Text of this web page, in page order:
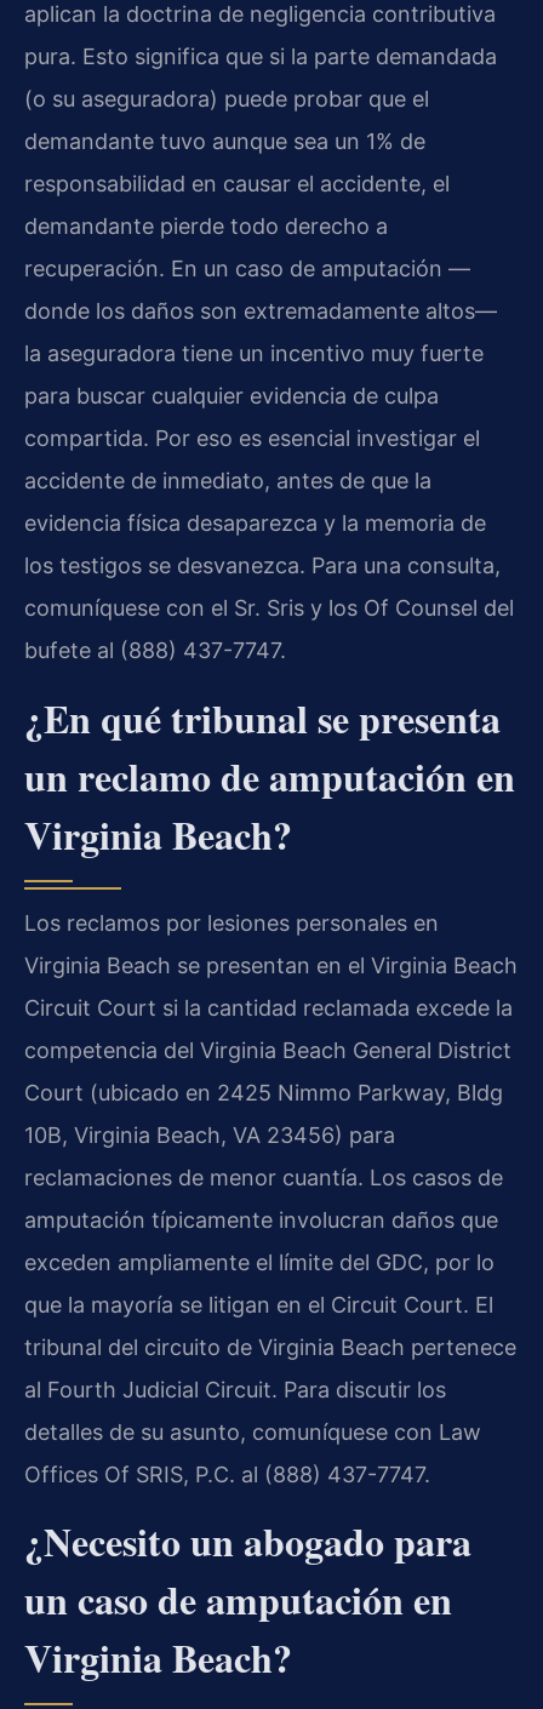
aplican la doctrina de negligencia contributiva
pura. Esto significa que si la parte demandada
(o su aseguradora) puede probar que el
demandante tuvo aunque sea un 1% de
responsabilidad en causar el accidente, el
demandante pierde todo derecho a
recuperación. En un caso de amputación —
donde los daños son extremadamente altos—
la aseguradora tiene un incentivo muy fuerte
para buscar cualquier evidencia de culpa
compartida. Por eso es esencial investigar el
accidente de inmediato, antes de que la
evidencia física desaparezca y la memoria de
los testigos se desvanezca. Para una consulta,
comuníquese con el Sr. Sris y los Of Counsel del
bufete al (888) 437-7747.
¿En qué tribunal se presenta
un reclamo de amputación en
Virginia Beach?
Los reclamos por lesiones personales en
Virginia Beach se presentan en el Virginia Beach
Circuit Court si la cantidad reclamada excede la
competencia del Virginia Beach General District
Court (ubicado en 2425 Nimmo Parkway, Bldg
10B, Virginia Beach, VA 23456) para
reclamaciones de menor cuantía. Los casos de
amputación típicamente involucran daños que
exceden ampliamente el límite del GDC, por lo
que la mayoría se litigan en el Circuit Court. El
tribunal del circuito de Virginia Beach pertenece
al Fourth Judicial Circuit. Para discutir los
detalles de su asunto, comuníquese con Law
Offices Of SRIS, P.C. al (888) 437-7747.
¿Necesito un abogado para
un caso de amputación en
Virginia Beach?